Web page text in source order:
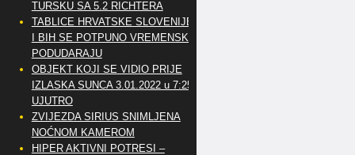
TURSKU SA 5.2 RICHTERA
TABLICE HRVATSKE SLOVENIJE
I BIH SE POTPUNO VREMENSKI
PODUDARAJU
OBJEKT KOJI SE VIDIO PRIJE
IZLASKA SUNCA 3.01.2022 u 7:25
UJUTRO
ZVIJEZDA SIRIUS SNIMLJENA
NOĆNOM KAMEROM
HIPER AKTIVNI POTRESI –